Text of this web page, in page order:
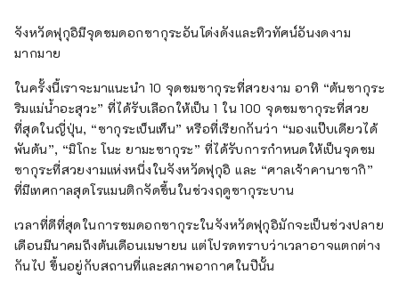
จังหวัดฟุกุอิมีจุดชมดอกซากุระอันโด่งดังและทิวทัศน์อันงดงาม
มากมาย
ในครั้งนี้เราจะมาแนะนำ 10 จุดชมซากุระที่สวยงาม อาทิ “ต้นซากุระ
ริมแม่น้ำอะสุวะ” ที่ได้รับเลือกให้เป็น 1 ใน 100 จุดชมซากุระที่สวย
ที่สุดในญี่ปุ่น, “ซากุระเบ็นเท็น” หรือที่เรียกกันว่า “มองแป๊บเดียวได้
พันต้น”, “มิโกะ โนะ ยามะซากุระ” ที่ได้รับการกำหนดให้เป็นจุดชม
ซากุระที่สวยงามแห่งหนึ่งในจังหวัดฟุกุอิ และ “ศาลเจ้าคานาซากิ”
ที่มีเทศกาลสุดโรแมนติกจัดขึ้นในช่วงฤดูซากุระบาน
เวลาที่ดีที่สุดในการชมดอกซากุระในจังหวัดฟุกุอิมักจะเป็นช่วงปลาย
เดือนมีนาคมถึงต้นเดือนเมษายน แต่โปรดทราบว่าเวลาอาจแตกต่าง
กันไป ขึ้นอยู่กับสถานที่และสภาพอากาศในปีนั้น